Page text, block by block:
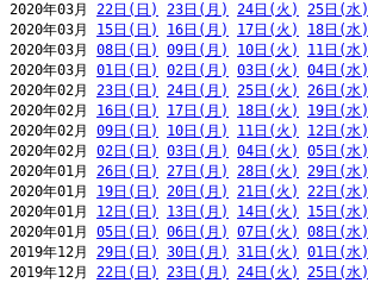
2020年03月 22日(日) 23日(月) 24日(火) 25日(水)
2020年03月 15日(日) 16日(月) 17日(火) 18日(水)
2020年03月 08日(日) 09日(月) 10日(火) 11日(水)
2020年03月 01日(日) 02日(月) 03日(火) 04日(水)
2020年02月 23日(日) 24日(月) 25日(火) 26日(水)
2020年02月 16日(日) 17日(月) 18日(火) 19日(水)
2020年02月 09日(日) 10日(月) 11日(火) 12日(水)
2020年02月 02日(日) 03日(月) 04日(火) 05日(水)
2020年01月 26日(日) 27日(月) 28日(火) 29日(水)
2020年01月 19日(日) 20日(月) 21日(火) 22日(水)
2020年01月 12日(日) 13日(月) 14日(火) 15日(水)
2020年01月 05日(日) 06日(月) 07日(火) 08日(水)
2019年12月 29日(日) 30日(月) 31日(火) 01日(水)
2019年12月 22日(日) 23日(月) 24日(火) 25日(水)